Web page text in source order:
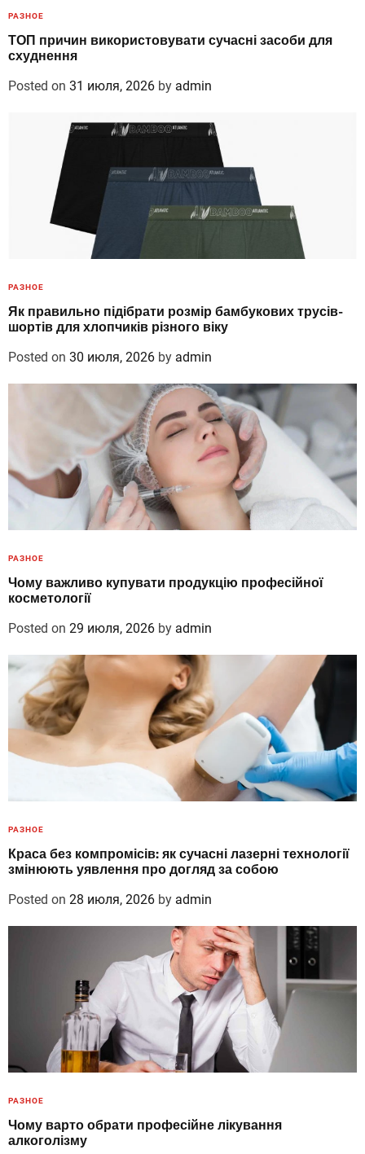
РАЗНОЕ
ТОП причин використовувати сучасні засоби для
схуднення
Posted on 31 июля, 2026 by admin
РАЗНОЕ
Як правильно підібрати розмір бамбукових трусів-
шортів для хлопчиків різного віку
Posted on 30 июля, 2026 by admin
РАЗНОЕ
Чому важливо купувати продукцію професійної
косметології
Posted on 29 июля, 2026 by admin
РАЗНОЕ
Краса без компромісів: як сучасні лазерні технології
змінюють уявлення про догляд за собою
Posted on 28 июля, 2026 by admin
РАЗНОЕ
Чому варто обрати професійне лікування
алкоголізму